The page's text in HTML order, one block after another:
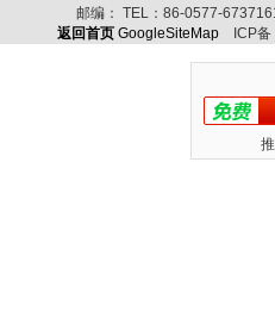
邮编： TEL： 86-0577-
返回首页 GoogleSiteMapICP备